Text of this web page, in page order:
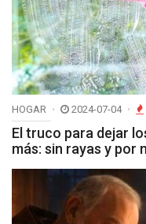
HOGAR 2024-07-04
El truco para dejar
más: sin rayas y por